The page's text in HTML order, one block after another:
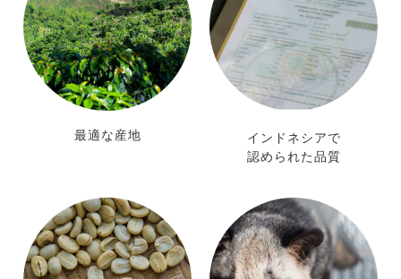
最適な産地
インドネシアで
認められた品質